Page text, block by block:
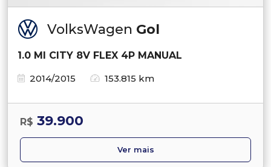
VolksWagen Gol
1.0 MI CITY 8V FLEX 4P MANUAL
2014/2015
153.815 km
R$ 39.900
Ver mais